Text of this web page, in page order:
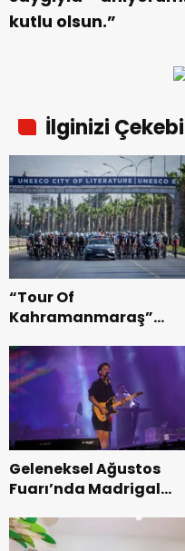
kutlu olsun.”
İlginizi
“Tour Of
Kahramanmaraş”
Bisikleti Turnuvası
Tamamlandı.
Geleneksel Ağustos
Fuarı’nda Madrigal